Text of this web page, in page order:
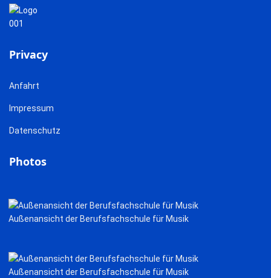
Privacy
Anfahrt
Impressum
Datenschutz
Photos
Außenansicht der Berufsfachschule für Musik
Außenansicht der Berufsfachschule für Musik